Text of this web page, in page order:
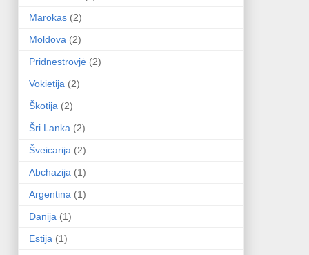
Marokas (2)
Moldova (2)
Pridnestrovjė (2)
Vokietija (2)
Škotija (2)
Šri Lanka (2)
Šveicarija (2)
Abchazija (1)
Argentina (1)
Danija (1)
Estija (1)